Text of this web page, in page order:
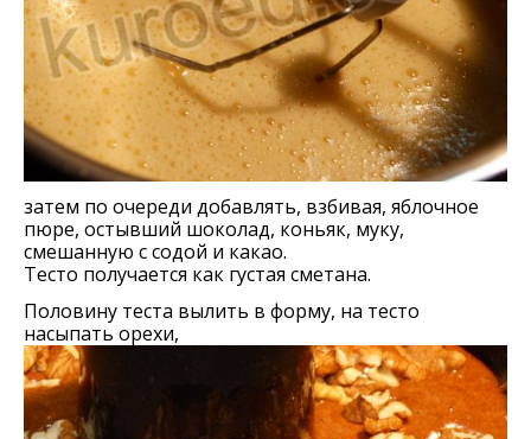
затем по очереди добавлять, взбивая, яблочное
пюре, остывший шоколад, коньяк, муку,
смешанную с содой и какао.
Тесто получается как густая сметана.
Половину теста вылить в форму, на тесто
насыпать орехи,